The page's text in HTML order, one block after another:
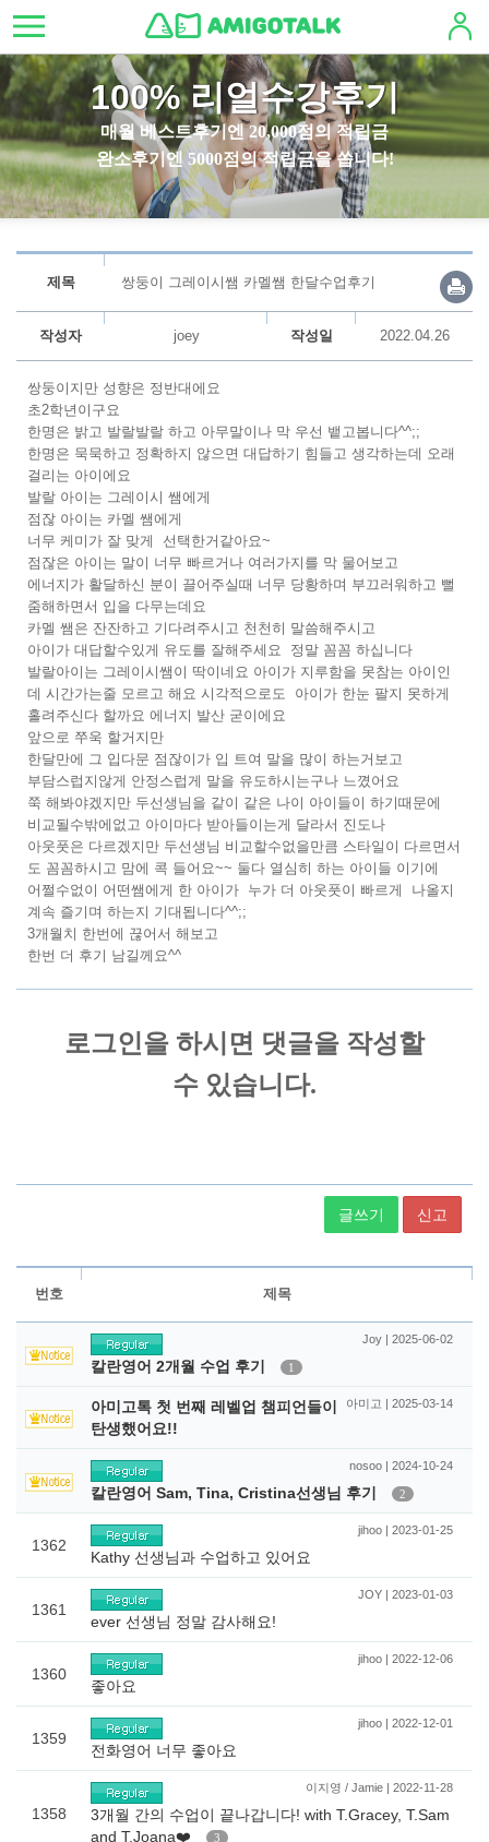
100% 리얼수강후기
매월 베스트후기엔 20,000점의 적립금
완소후기엔 5000점의 적립금을 쏩니다!
제목 쌍둥이 그레이시쌤 카멜쌤 한달수업후기
작성자 joey 작성일 2022.04.26
쌍둥이지만 성향은 정반대에요
초2학년이구요
한명은 밝고 발랄발랄 하고 아무말이나 막 우선 뱉고봅니다^^;;
한명은 묵묵하고 정확하지 않으면 대답하기 힘들고 생각하는데 오래
걸리는 아이에요
발랄 아이는 그레이시 쌤에게
점잖 아이는 카멜 쌤에게
너무 케미가 잘 맞게 선택한거같아요~
점잖은 아이는 말이 너무 빠르거나 여러가지를 막 물어보고
에너지가 활달하신 분이 끌어주실때 너무 당황하며 부끄러워하고 뻘
줌해하면서 입을 다무는데요
카멜 쌤은 잔잔하고 기다려주시고 천천히 말씀해주시고
아이가 대답할수있게 유도를 잘해주세요 정말 꼼꼼 하십니다
발랄아이는 그레이시쌤이 딱이네요 아이가 지루함을 못참는 아이인
데 시간가는줄 모르고 해요 시각적으로도 아이가 한눈 팔지 못하게
홀려주신다 할까요 에너지 발산 굳이에요
앞으로 쭈욱 할거지만
한달만에 그 입다문 점잖이가 입 트여 말을 많이 하는거보고
부담스럽지않게 안정스럽게 말을 유도하시는구나 느꼈어요
쭉 해봐야겠지만 두선생님을 같이 같은 나이 아이들이 하기때문에
비교될수밖에없고 아이마다 받아들이는게 달라서 진도나
아웃풋은 다르겠지만 두선생님 비교할수없을만큼 스타일이 다르면서
도 꼼꼼하시고 맘에 콕 들어요~~ 둘다 열심히 하는 아이들 이기에
어쩔수없이 어떤쌤에게 한 아이가 누가 더 아웃풋이 빠르게 나올지
계속 즐기며 하는지 기대됩니다^^;;
3개월치 한번에 끊어서 해보고
한번 더 후기 남길께요^^
글쓰기 신고